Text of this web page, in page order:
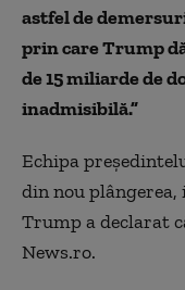
astfel de
prin care Trump
de 15 miliarde de
inadmisibilă.”
Echipa
din nou
Trump a declarat
News.ro.